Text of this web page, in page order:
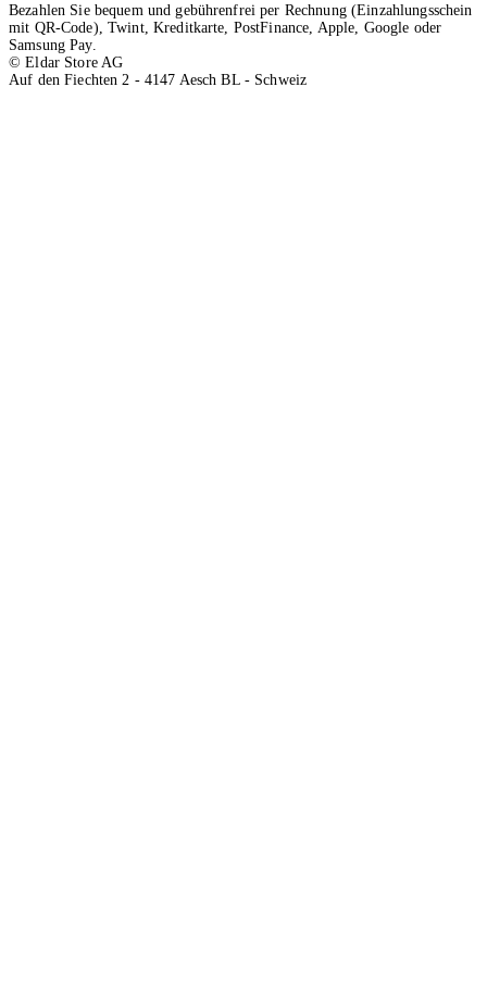
Bezahlen Sie bequem und gebührenfrei per Rechnung (Einzahlungsschein
mit QR-Code), Twint, Kreditkarte, PostFinance, Apple, Google oder
Samsung Pay.
© Eldar Store AG
Auf den Fiechten 2 - 4147 Aesch BL - Schweiz